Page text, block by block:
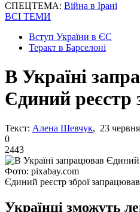
СПЕЦТЕМА: Війна в Ірані
ВСІ ТЕМИ
Вступ України в ЄС
Теракт в Барселоні
В Україні
Єдиний реєстр
Текст: Алена Шевчук, 23
0
2443
Фото: pixabay.com
Єдиний реєстр зброї запрацював
Українці зможуть